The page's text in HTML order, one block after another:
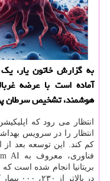
به گزارش خاتون یار،
آماده است با عرضه
هوشمند، تشخیص سرطان
انتظار می رود که
کم کند. این توسعه بعد از
بریتانیا انجام شده است که به
در